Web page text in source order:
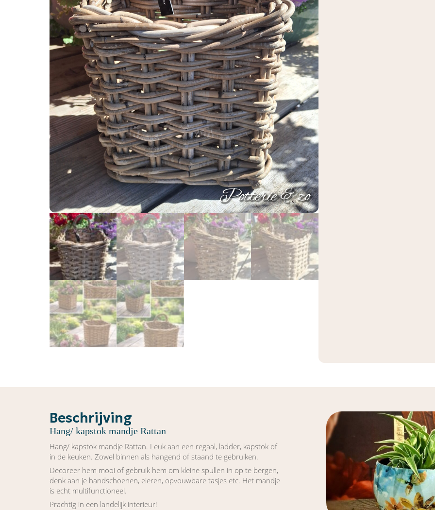
Beschrijving
Hang/ kapstok mandje Rattan
Hang/ kapstok mandje Rattan. Leuk aan een regaal, ladder, kapstok of
in de keuken. Zowel binnen als hangend of staand te gebruiken.
Decoreer hem mooi of gebruik hem om kleine spullen in op te bergen,
denk aan je handschoenen, eieren, opvouwbare tasjes etc. Het mandje
is echt multifunctioneel.
Prachtig in een landelijk interieur!